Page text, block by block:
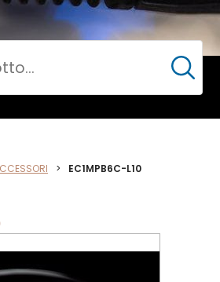
> EC1MPB6C-L10